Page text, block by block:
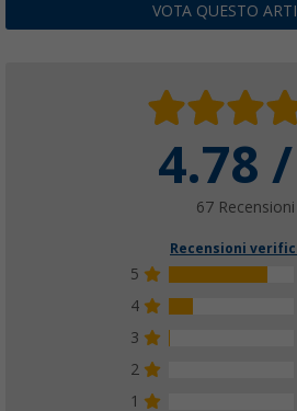
VOTA QUESTO
4.78
67 Recensioni
Recensioni
5
4
3
2
1